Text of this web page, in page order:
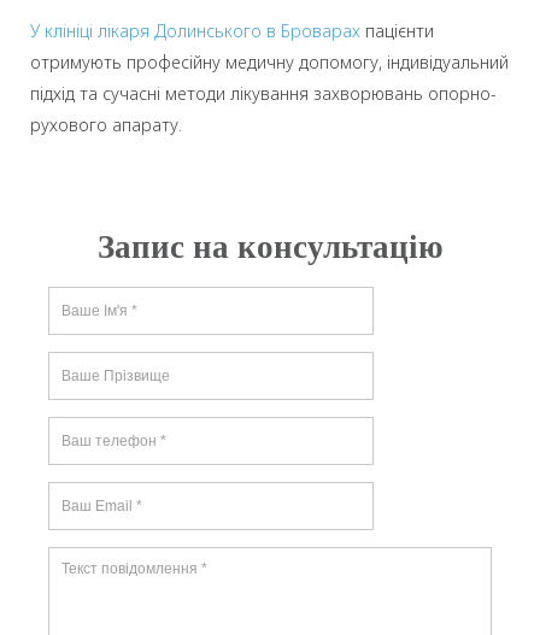
У клініці лікаря Долинського в Броварах пацієнти
отримують професійну медичну допомогу, індивідуальний
підхід та сучасні методи лікування захворювань опорно-
рухового апарату.
Запис на консультацію